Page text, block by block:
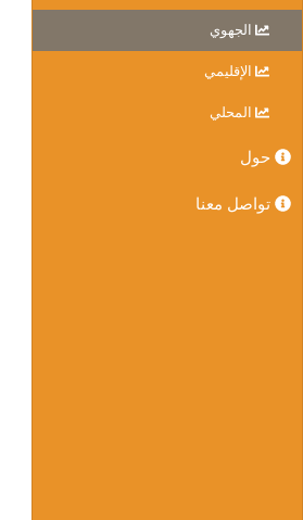
الجهوي
الإقليمي
المحلي
حول
تواصل معنا